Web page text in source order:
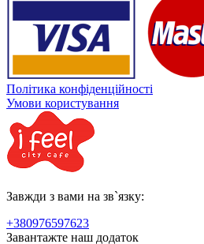
Політика конфіденційності
Умови користування
Завжди з вами на зв`язку:
+380976597623
Завантажте наш додаток